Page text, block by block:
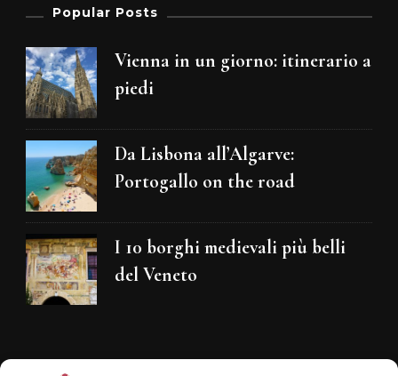
Popular Posts
Vienna in un giorno: itinerario a
piedi
Da Lisbona all’Algarve:
Portogallo on the road
I 10 borghi medievali più belli
del Veneto